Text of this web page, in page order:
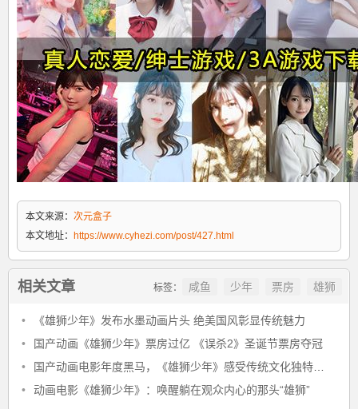
本文来源： 次元盒子
本文地址： https://www.cyhezi.com/post/427.html
相关文章 标签： 咸鱼 少年 票房 雄狮
•
《雄狮少年》发布水墨动画片头 绝美国风彰显传统魅力
•
国产动画《雄狮少年》票房过亿 《误杀2》圣诞节票房夺冠
•
国产动画电影年度黑马，《雄狮少年》感受传统文化独特魅力
•
动画电影《雄狮少年》：唤醒躺在观众内心的那头“雄狮”